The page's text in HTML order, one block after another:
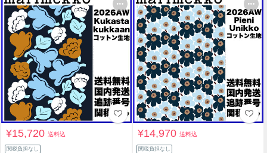
¥15,720送料込
関税負担なし
¥14,970送料込
関税負担なし